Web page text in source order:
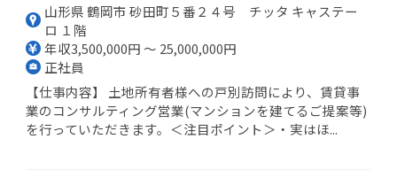
山形県 鶴岡市 砂田町５番２４号 チッタ キャステー
ロ １階
年収3,500,000円 ～ 25,000,000円
正社員
【仕事内容】 土地所有者様への戸別訪問により、賃貸事
業のコンサルティング営業(マンションを建てるご提案等)
を行っていただきます。＜注目ポイント＞・実はほ...